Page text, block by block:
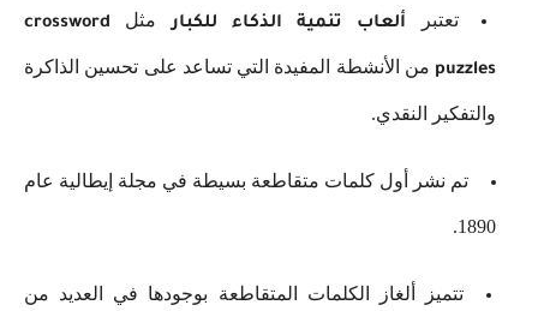
تعتبر ألعاب تنمية الذكاء للكبار مثل crossword
puzzles من الأنشطة المفيدة التي تساعد على تحسين الذاكرة
والتفكير النقدي.
تم نشر أول كلمات متقاطعة بسيطة في مجلة إيطالية عام
1890.
تتميز ألغاز الكلمات المتقاطعة بوجودها في العديد من